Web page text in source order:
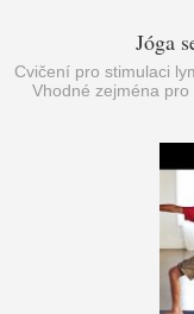
Jóga
Cvičení pro stimulaci
Vhodné zejména